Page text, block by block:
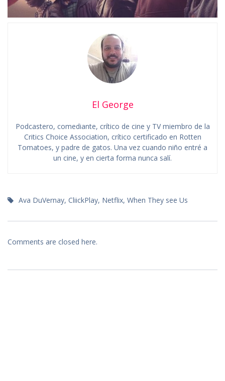
El George
Podcastero, comediante, crítico de cine y TV miembro de la
Critics Choice Association, crítico certificado en Rotten
Tomatoes, y padre de gatos. Una vez cuando niño entré a
un cine, y en cierta forma nunca salí.
Ava DuVernay, CliickPlay, Netflix, When They see Us
Comments are closed here.